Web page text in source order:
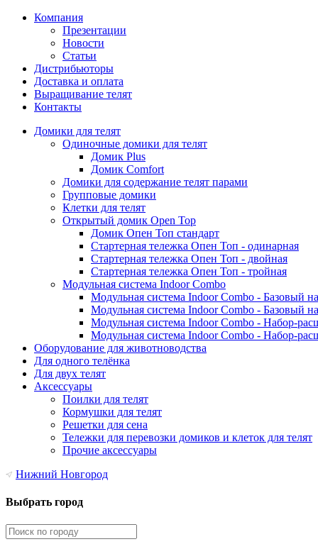
Компания
Презентации
Новости
Статьи
Дистрибьюторы
Доставка и оплата
Выращивание телят
Контакты
Домики для телят
Одиночные домики для телят
Домик Plus
Домик Comfort
Домики для содержание телят парами
Групповые домики
Клетки для телят
Открытый домик Open Top
Домик Опен Топ стандарт
Стартерная тележка Опен Топ - одинарная
Стартерная тележка Опен Топ - двойная
Стартерная тележка Опен Топ - тройная
Модульная система Indoor Combo
Модульная система Indoor Combo - Базовый
Модульная система Indoor Combo - Базовый
Модульная система Indoor Combo - Набор-
Модульная система Indoor Combo - Набор-
Оборудование для животноводства
Для одного телёнка
Для двух телят
Аксессуары
Поилки для телят
Кормушки для телят
Решетки для сена
Тележки для перевозки домиков и клеток для телят
Прочие аксессуары
Нижний Новгород
Выбрать город